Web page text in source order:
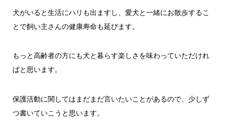
犬がいると生活にハリも出ますし、愛犬と一緒にお散歩するこ
とで飼い主さんの健康寿命も延びます。
もっと高齢者の方にも犬と暮らす楽しさを味わっていただけれ
ばと思います。
保護活動に関してはまだまだ言いたいことがあるので、少しず
つ書いていこうと思います。